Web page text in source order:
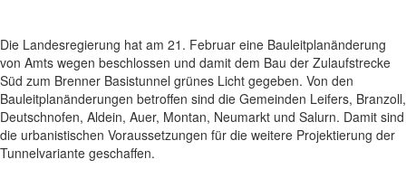
Die Landesregierung hat am 21. Februar eine Bauleitplanänderung
von Amts wegen beschlossen und damit dem Bau der Zulaufstrecke
Süd zum Brenner Basistunnel grünes Licht gegeben. Von den
Bauleitplanänderungen betroffen sind die Gemeinden Leifers, Branzoll,
Deutschnofen, Aldein, Auer, Montan, Neumarkt und Salurn. Damit sind
die urbanistischen Voraussetzungen für die weitere Projektierung der
Tunnelvariante geschaffen.